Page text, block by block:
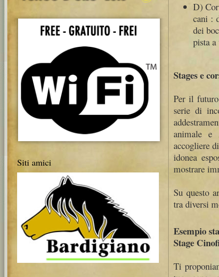
Siti amici
D)
cani :
dei
pista
Stages e
Per il
serie di
animale e
accogliere
idonea
mostrare
Su questo
tra diversi
Esempio
Stage
Ti